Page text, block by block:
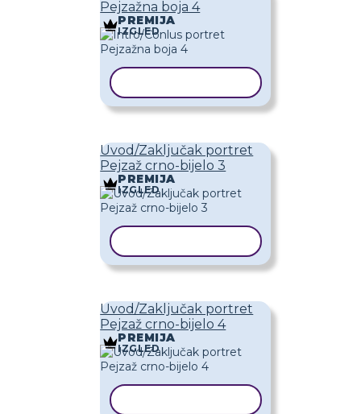
Pejzažna boja 4
PREMIJA
IZGLED
Uvod/Zaključak portret
Pejzaž crno-bijelo 3
PREMIJA
IZGLED
Uvod/Zaključak portret
Pejzaž crno-bijelo 4
PREMIJA
IZGLED